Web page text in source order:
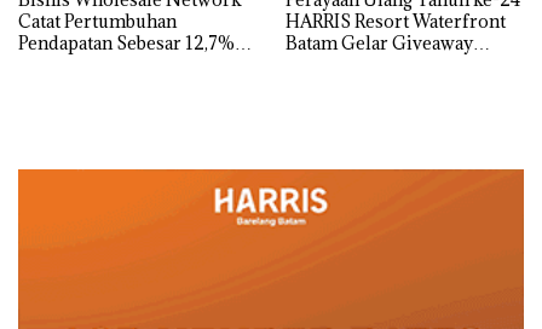
Catat Pertumbuhan
Pendapatan Sebesar 12,7%
HARRIS Resort Waterfront
Batam Gelar Giveaway